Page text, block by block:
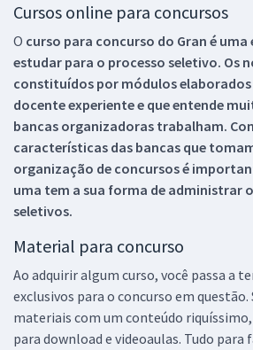
Cursos online para concursos
O curso para concurso do Gran é
estudar para o processo seletivo. Os
constituídos por módulos
docente experiente e que entende
bancas organizadoras trabalham.
características das bancas que
organização de concursos é
uma tem a sua forma de administrar
seletivos.
Material para concurso
Ao adquirir algum curso, você passa a
exclusivos para o concurso em questão.
materiais com um conteúdo
para download e videoaulas. Tudo para